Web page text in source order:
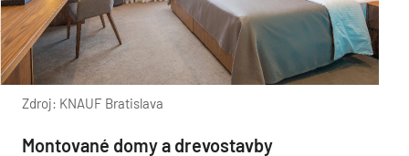
Zdroj: KNAUF Bratislava
Montované domy a drevostavby